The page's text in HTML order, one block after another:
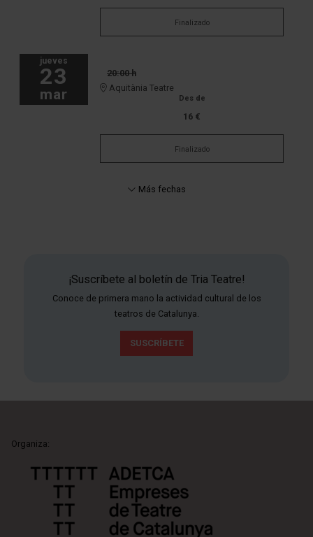
Finalizado
jueves
23
mar
20:00 h
Aquitània Teatre
Des de
16 €
Finalizado
Más fechas
¡Suscríbete al boletín de Tria Teatre!
Conoce de primera mano la actividad cultural de los
teatros de Catalunya.
SUSCRÍBETE
Organiza: